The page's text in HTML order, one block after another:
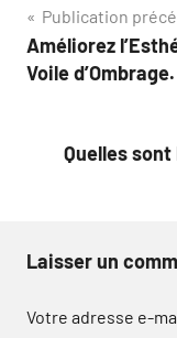
Navigation
de
Publication
Améliorez
Voile d’Ombrage.
Quelles
Laisser un
Votre adresse e-